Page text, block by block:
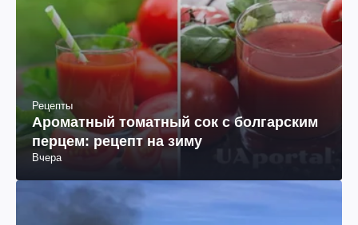
Рецепты
Ароматный томатный сок с болгарским
перцем: рецепт на зиму
Вчера